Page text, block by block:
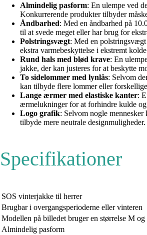
Almindelig pasform: En ulempe ved
Konkurrerende produkter tilbyder
Åndbarhed: Med en åndbarhed på
til at svede meget eller har brug for
Polstringsvægt: Med en
ekstra varmebeskyttelse i ekstremt
Rund hals med blød krave: En
jakke, der kan justeres for at beskytte
To sidelommer med lynlås: Selvom
kan tilbyde flere lommer eller
Lange ærmer med elastiske kanter:
ærmelukninger for at forhindre kulde
Logo grafik: Selvom nogle
tilbyde mere neutrale designmuligheder.
Specifikationer
SOS vinterjakke til herrer
Brugbar i overgangsperioderne eller vinteren
Modellen på billedet bruger en størrelse M
Almindelig pasform